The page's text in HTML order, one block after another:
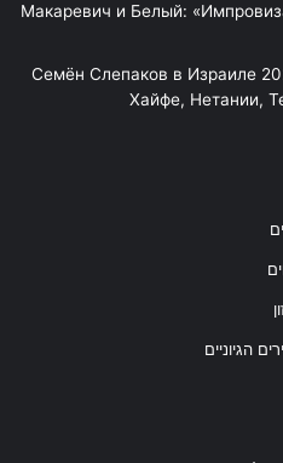
Макаревич и Белый:
Семён Слепаков в Израиле
Хайфе, Нетании,